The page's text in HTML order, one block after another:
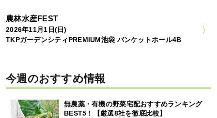
農林水産FEST
2026年11月1日(日)
TKPガーデンシティPREMIUM池袋 バンケットホール4B
今週のおすすめ情報
無農薬・有機の野菜宅配おすすめランキング
BEST5！【厳選8社を徹底比較】